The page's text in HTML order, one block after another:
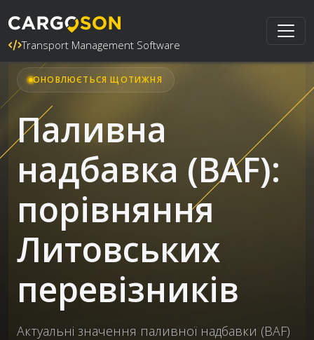
Transport Management Software
ОНОВЛЮЄТЬСЯ ЩОТИЖНЯ
Паливна
надбавка (BAF):
порівняння
Литовських
перевізників
Актуальні значення паливної надбавки (BAF)